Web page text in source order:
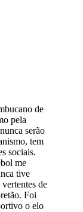
de
pela
serão
tem
sociais.
me
tive
de
Foi
o elo